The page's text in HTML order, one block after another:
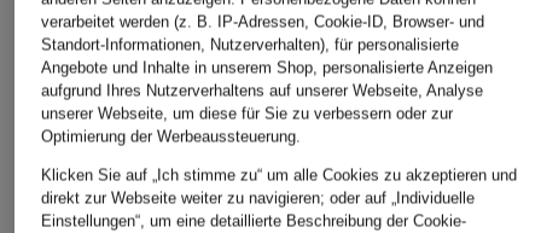
WOOLRICH
Cabanjacke
CHF 349
Ursprünglich:CHF 590
LAUREN RALPH
LAUREN
Trench-Jacke
CHF 199
Ursprünglich:CHF 359
HARRIS WHARF
LONDON
Cabanjacke
verarbeitet werden (z. B. IP-Adressen, Cookie-ID, Browser- und
Standort-Informationen, Nutzerverhalten), für personalisierte
Angebote und Inhalte in unserem Shop, personalisierte Anzeigen
aufgrund Ihres Nutzerverhaltens auf unserer Webseite, Analyse
unserer Webseite, um diese für Sie zu verbessern oder zur
Optimierung der Werbeaussteuerung.
Klicken Sie auf „Ich stimme zu“ um alle Cookies zu akzeptieren und
direkt zur Webseite weiter zu navigieren; oder auf „Individuelle
Einstellungen“, um eine detaillierte Beschreibung der Cookie-